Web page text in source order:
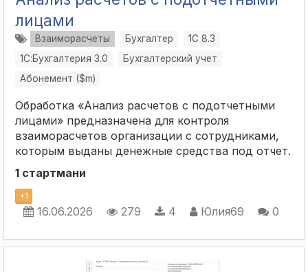
лицами
Взаиморасчеты Бухгалтер
1С 8.3
1С:Бухгалтерия 3.0
Бухгалтерский учет
Абонемент ($m)
Обработка «Анализ расчетов с подотчетными
лицами» предназначена для контроля
взаиморасчетов организации с сотрудниками,
которым выданы денежные средства под отчет.
1 стартмани
+1
16.06.2026 279 4 Юлия69 0